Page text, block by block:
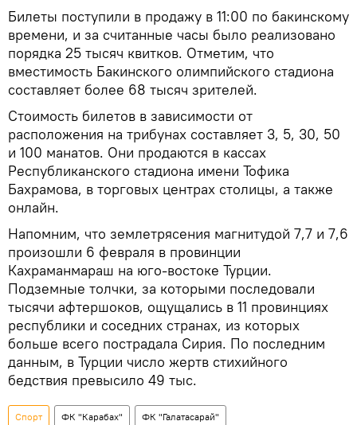
Билеты поступили в продажу в 11:00 по бакинскому
времени, и за считанные часы было реализовано
порядка 25 тысяч квитков. Отметим, что
вместимость Бакинского олимпийского стадиона
составляет более 68 тысяч зрителей.
Стоимость билетов в зависимости от
расположения на трибунах составляет 3, 5, 30, 50
и 100 манатов. Они продаются в кассах
Республиканского стадиона имени Тофика
Бахрамова, в торговых центрах столицы, а также
онлайн.
Напомним, что землетрясения магнитудой 7,7 и 7,6
произошли 6 февраля в провинции
Кахраманмараш на юго-востоке Турции.
Подземные толчки, за которыми последовали
тысячи афтершоков, ощущались в 11 провинциях
республики и соседних странах, из которых
больше всего пострадала Сирия. По последним
данным, в Турции число жертв стихийного
бедствия превысило 49 тыс.
Спорт ФК "Карабах" ФК "Галатасарай"